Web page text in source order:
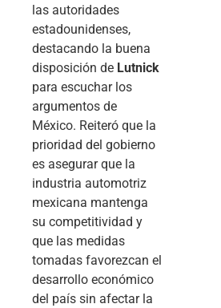
las autoridades
estadounidenses,
destacando la buena
disposición de Lutnick
para escuchar los
argumentos de
México. Reiteró que la
prioridad del gobierno
es asegurar que la
industria automotriz
mexicana mantenga
su competitividad y
que las medidas
tomadas favorezcan el
desarrollo económico
del país sin afectar la